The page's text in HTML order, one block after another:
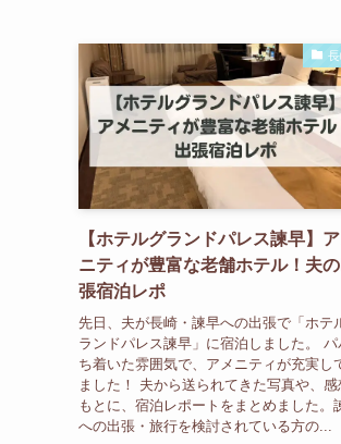
【ホテルグランドパレス諫早】
ニティが豊富な老舗ホテル！夫
張宿泊レポ
先日、夫が長崎・諫早への出張で「ホテ
ランドパレス諫早」に宿泊しました。 パ
ち着いた雰囲気で、アメニティが充実し
ました！ 夫から送られてきた写真や、感
もとに、宿泊レポートをまとめました。
への出張・旅行を検討されている方の...